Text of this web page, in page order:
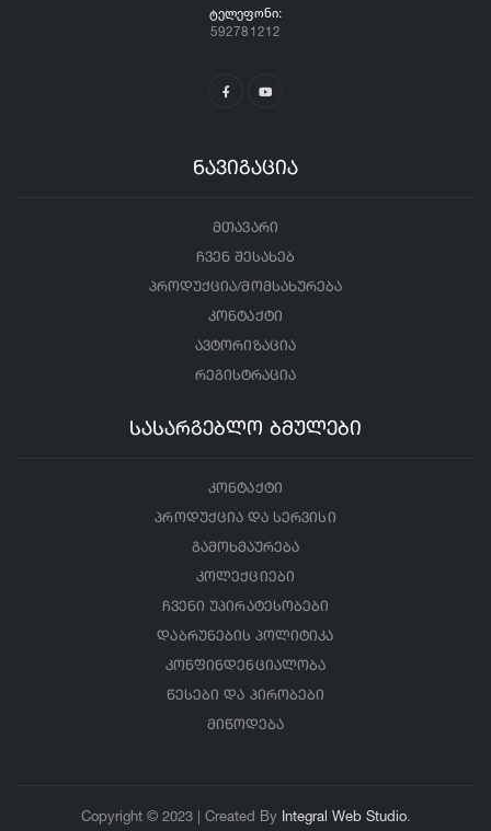
ᲢᲔᲚᲔᲤᲝᲜᲘ:
592781212
ნავიგაცია
მთავარი
ჩვენ შესახებ
პროდუქცია/მომსახურება
კონტაქტი
ავტორიზაცია
რეგისტრაცია
სასარგებლო ბმულები
კონტაქტი
პროდუქცია და სერვისი
გამოხმაურება
კოლექციები
ჩვენი უპირატესობები
დაბრუნების პოლიტიკა
კონფინდენციალობა
წესები და პირობები
მიწოდება
Copyright © 2023 | Created By Integral Web Studio.